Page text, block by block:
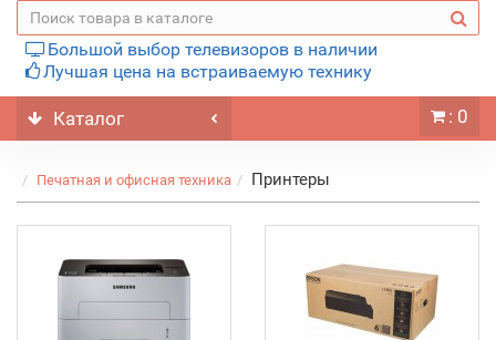
Большой выбор телевизоров в наличии
Лучшая цена на встраиваемую технику
Каталог : 0
Печатная и офисная техника Принтеры